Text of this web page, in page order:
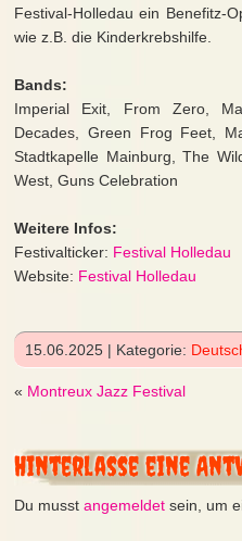
Festival-Holledau ein Benefitz-
wie z.B. die Kinderkrebshilfe.
Bands:
Imperial Exit, From Zero,
Decades, Green Frog Feet,
Stadtkapelle Mainburg, The
West, Guns Celebration
Weitere Infos:
Festivalticker: Festival Holledau
Website: Festival Holledau
15.06.2025 | Kategorie:
« Montreux Jazz Festival
Hinterlasse eine
Du musst angemeldet sein, um